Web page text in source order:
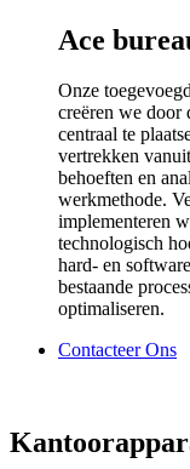
Ace
Onze
creëren we door
centraal te
vertrekken
behoeften en
werkmethode.
implementeren
technologisch
hard- en
bestaande
optimaliseren.
Contacteer Ons